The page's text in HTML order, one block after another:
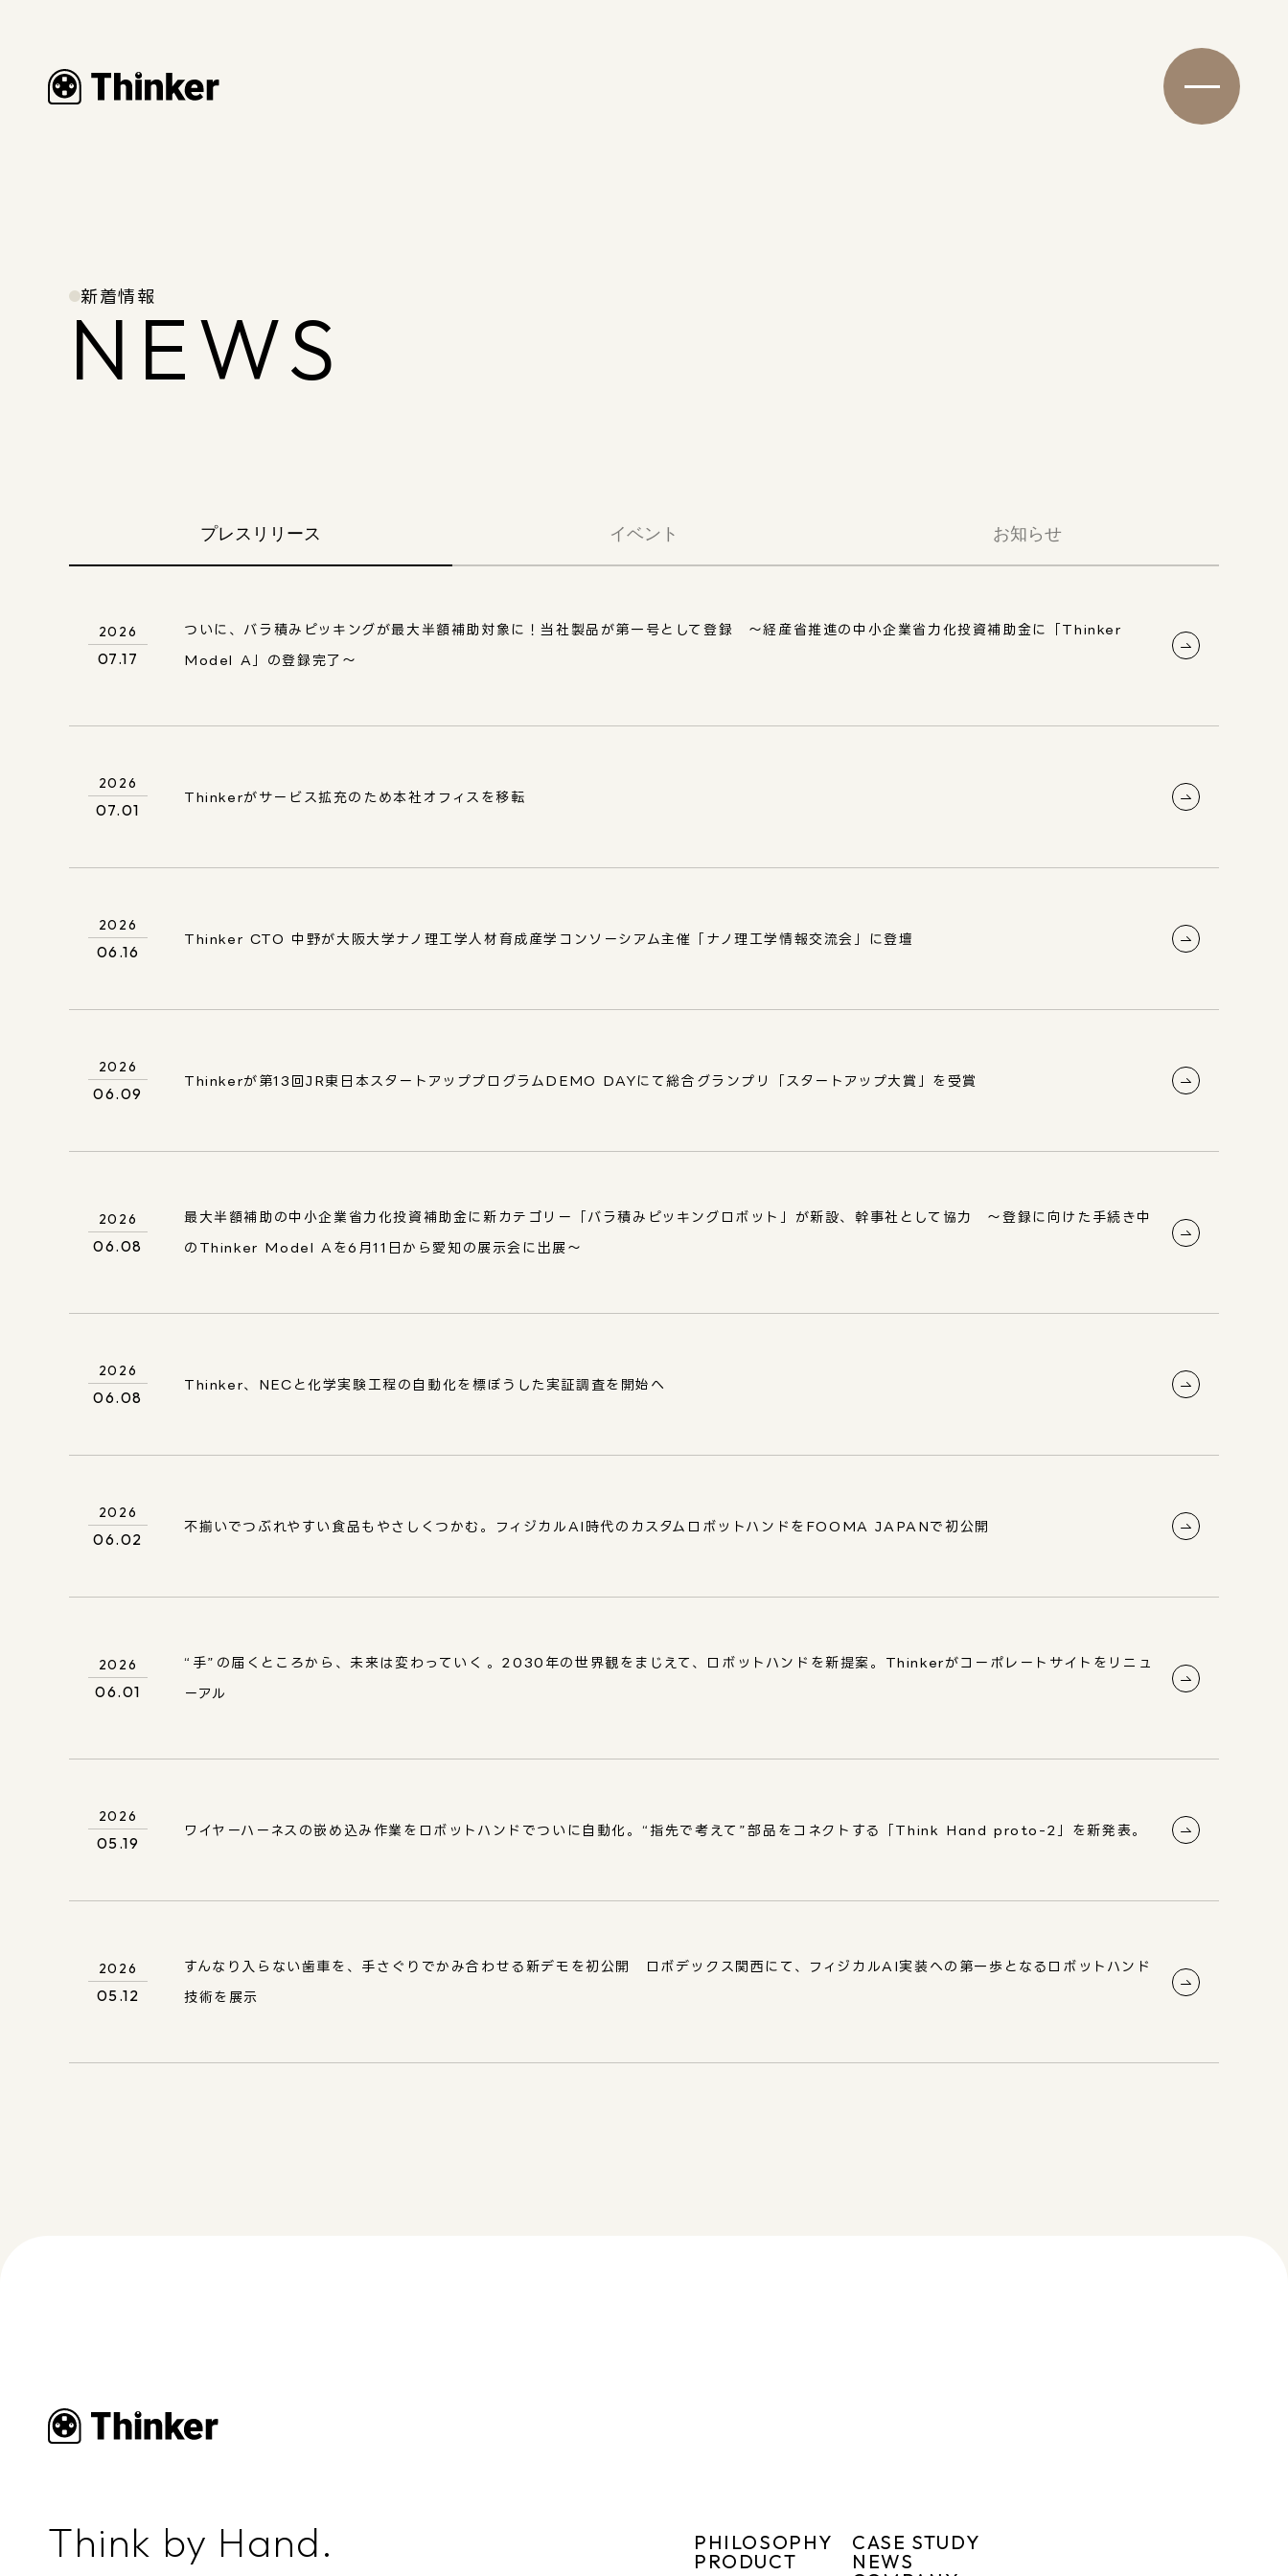
新着情報
NEWS
プレスリリース イベント お知らせ
2026
07.17
ついに、バラ積みピッキングが最大半額補助対象に！当社製品が第一号として登録 ～経産省推進の中小企業省力化投資補助金に「Thinker
Model A」の登録完了～
2026
07.01
Thinkerがサービス拡充のため本社オフィスを移転
2026
06.16
Thinker CTO 中野が大阪大学ナノ理工学人材育成産学コンソーシアム主催「ナノ理工学情報交流会」に登壇
2026
06.09
Thinkerが第13回JR東日本スタートアッププログラムDEMO DAYにて総合グランプリ「スタートアップ大賞」を受賞
2026
06.08
最大半額補助の中小企業省力化投資補助金に新カテゴリー「バラ積みピッキングロボット」が新設、幹事社として協力 ～登録に向けた手続き中
のThinker Model Aを6月11日から愛知の展示会に出展～
2026
06.08
Thinker、NECと化学実験工程の自動化を標ぼうした実証調査を開始へ
2026
06.02
不揃いでつぶれやすい食品もやさしくつかむ。フィジカルAI時代のカスタムロボットハンドをFOOMA JAPANで初公開
2026
06.01
“手”の届くところから、未来は変わっていく──。2030年の世界観をまじえて、ロボットハンドを新提案。Thinkerがコーポレートサイトをリニュ
ーアル
2026
05.19
ワイヤーハーネスの嵌め込み作業をロボットハンドでついに自動化。“指先で考えて”部品をコネクトする「Think Hand proto-2」を新発表。
2026
05.12
すんなり入らない歯車を、手さぐりでかみ合わせる新デモを初公開 ロボデックス関西にて、フィジカルAI実装への第一歩となるロボットハンド
技術を展示
Think by Hand.
PHILOSOPHY
PRODUCT
CASE STUDY
NEWS